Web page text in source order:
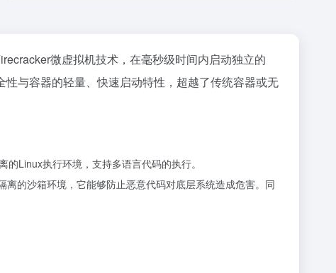
微虚拟机技术，在毫秒级时间内启动独立的
与容器的轻量、快速启动特性，超越了传统容器或无
Linux执行环境，支持多语言代码的执行。
的沙箱环境，它能够防止恶意代码对底层系统造成危害。同